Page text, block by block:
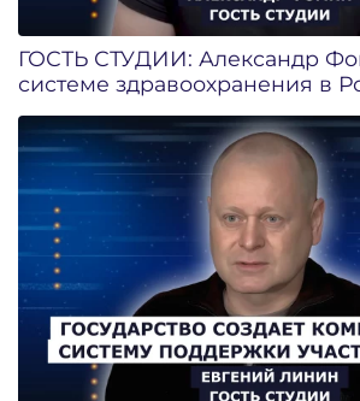
ГОСТЬ СТУДИИ: Александр
системе здравоохранения в